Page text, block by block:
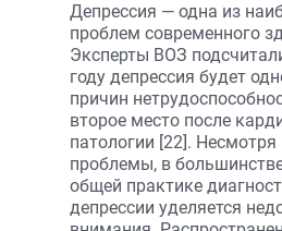
Депрессия — одна из
проблем современного
Эксперты ВОЗ
году депрессия будет
причин
второе место после
патологии [22].
проблемы, в
общей практике
депрессии уделяется